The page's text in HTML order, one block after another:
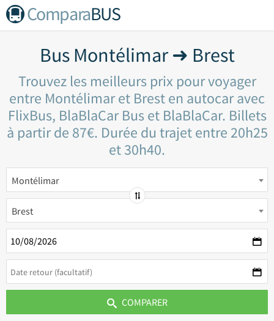
ComparaBUS
Bus Montélimar ➜ Brest
Trouvez les meilleurs prix pour voyager
entre Montélimar et Brest en autocar avec
FlixBus, BlaBlaCar Bus et BlaBlaCar. Billets
à partir de 87€. Durée du trajet entre 20h25
et 30h40.
Montélimar
Brest
COMPARER